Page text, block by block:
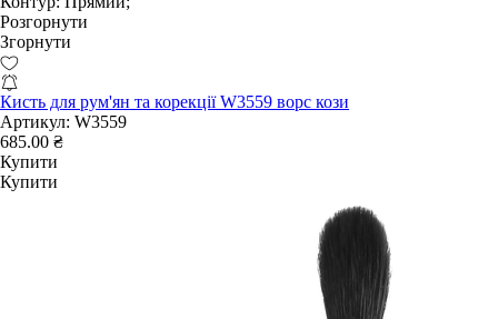
Розгорнути
Згорнути
Кисть для рум'ян та корекції W3559 ворс кози
Артикул: W3559
685.00 ₴
Купити
Купити